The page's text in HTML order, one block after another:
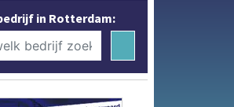
in Rotterdam: